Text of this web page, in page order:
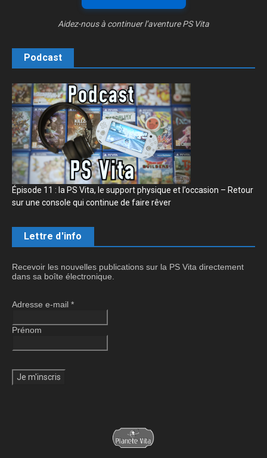
Aidez-nous à continuer l’aventure PS Vita
Podcast
Épisode 11 : la PS Vita, le support physique et l’occasion – Retour
sur une console qui continue de faire rêver
Lettre d'info
Recevoir les nouvelles publications sur la PS Vita directement
dans sa boîte électronique.
Adresse e-mail *
Prénom